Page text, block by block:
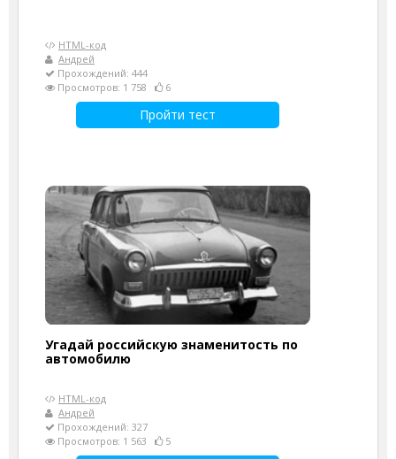
HTML-код
Андрей
Прохождений: 444
Просмотров: 1 758
6
Пройти тест
Угадай российскую знаменитость по
автомобилю
HTML-код
Андрей
Прохождений: 327
Просмотров: 1 563
5